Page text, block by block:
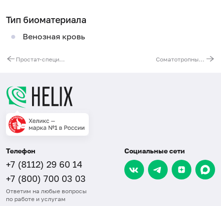
Тип биоматериала
Венозная кровь
Простат-специфический антиген общий (ПСА общий) Соматотропный гормон
Телефон
+7 (8112) 29 60 14
+7 (800) 700 03 03
Ответим на любые вопросы
по работе и услугам
Социальные сети